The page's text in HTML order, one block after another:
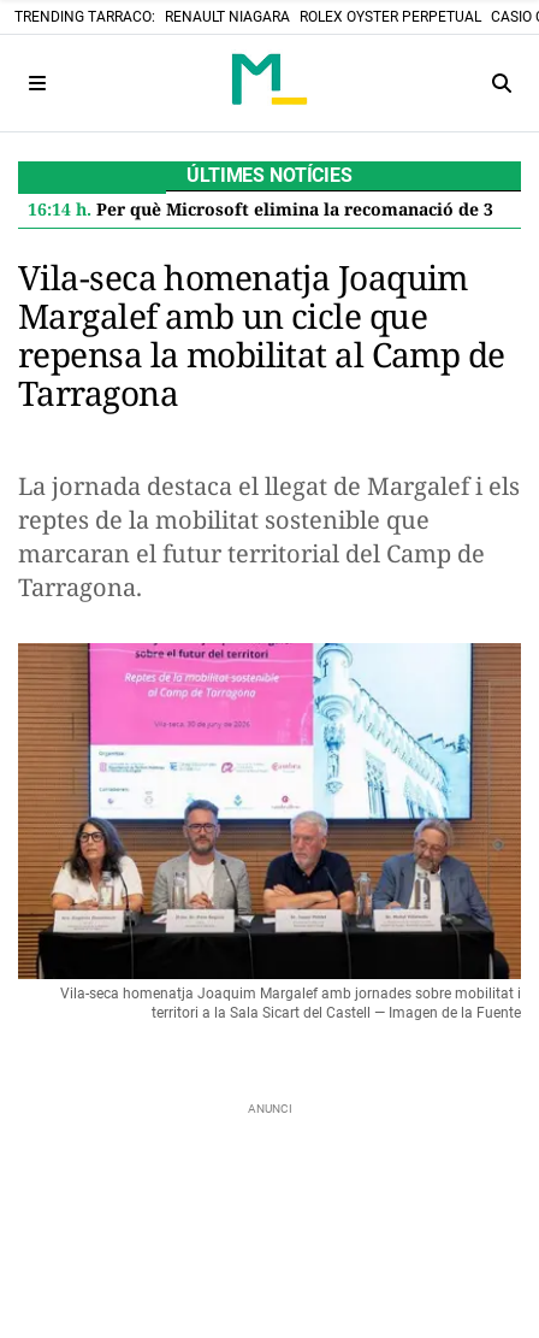
TRENDING TARRACO: RENAULT NIAGARA ROLEX OYSTER PERPETUAL CASIO
ÚLTIMES NOTÍCIES
16:14 h. Per què Microsoft elimina la recomanació de 32 GB de RAM per a Windows 11 i què significa per a tu
Vila-seca homenatja Joaquim
Margalef amb un cicle que
repensa la mobilitat al Camp de
Tarragona
La jornada destaca el llegat de Margalef i els
reptes de la mobilitat sostenible que
marcaran el futur territorial del Camp de
Tarragona.
Vila-seca homenatja Joaquim Margalef amb jornades sobre mobilitat i
territori a la Sala Sicart del Castell — Imagen de la Fuente